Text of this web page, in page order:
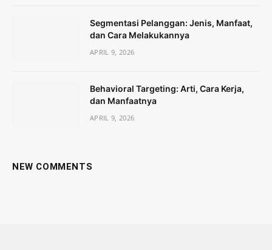
Segmentasi Pelanggan: Jenis, Manfaat,
dan Cara Melakukannya
APRIL 9, 2026
Behavioral Targeting: Arti, Cara Kerja,
dan Manfaatnya
APRIL 9, 2026
NEW COMMENTS